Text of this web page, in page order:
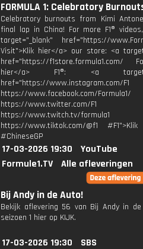
FORMULA 1: Celebratory Burnouts
Celebratory burnouts from Kimi
final lap in China! For more F1®
target="_blank" href="https://
Visit">Klik hier</a> our store: <a
href="https://f1store.formula1.com/
hier</a> F1®: <a
href="https://www.instagram.com/F1
https://www.facebook.com/Formula1/
https://www.twitter.com/F1
https://www.twitch.tv/formula1
https://www.tiktok.com/@f1
#ChineseGP
17-03-2026 19:30
YouTube
Formule1.TV
Alle afleveringen
Bij Andy in de Auto!
Bekijk aflevering 56 van Bij Andy in
seizoen 1 hier op KIJK.
17-03-2026 19:30
SBS